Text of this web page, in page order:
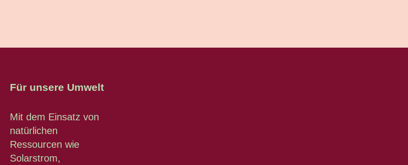
Für unsere Umwelt
Mit dem Einsatz von
natürlichen
Ressourcen wie
Solarstrom,